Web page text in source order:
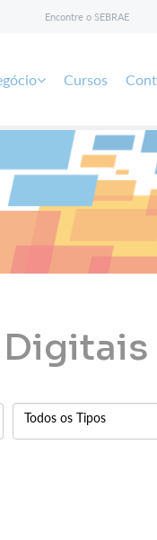
Encontre o SEBRAE
Cursos
Todos os Tipos